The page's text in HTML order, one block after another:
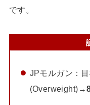
です。
JPモルガン：
(Overweight)→